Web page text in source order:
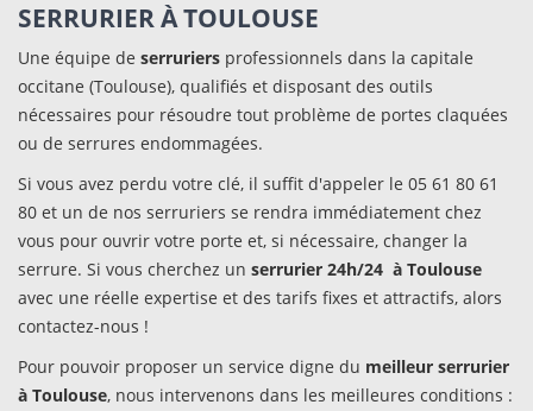
SERRURIER À TOULOUSE
Une équipe de serruriers professionnels dans la capitale
occitane (Toulouse), qualifiés et disposant des outils
nécessaires pour résoudre tout problème de portes claquées
ou de serrures endommagées.
Si vous avez perdu votre clé, il suffit d'appeler le 05 61 80 61
80 et un de nos serruriers se rendra immédiatement chez
vous pour ouvrir votre porte et, si nécessaire, changer la
serrure. Si vous cherchez un serrurier 24h/24 à Toulouse
avec une réelle expertise et des tarifs fixes et attractifs, alors
contactez-nous !
Pour pouvoir proposer un service digne du meilleur serrurier
à Toulouse, nous intervenons dans les meilleures conditions :